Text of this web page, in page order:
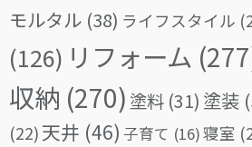
モルタル (38) ライフスタイル
(126) リフォーム
収納 (270) 塗料 (31) 塗装
(22)天井 (46) 子育て (16)寝室